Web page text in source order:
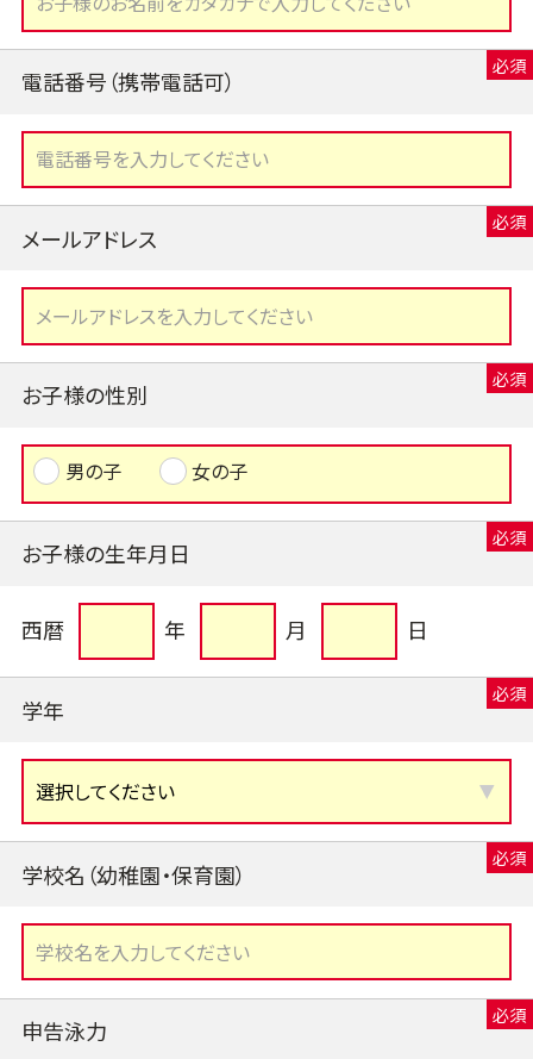
電話番号（携帯電話可）
メールアドレス
お子様の性別
男の子 女の子
お子様の生年月日
西暦 年 月 日
学年
学校名（幼稚園・保育園）
申告泳力